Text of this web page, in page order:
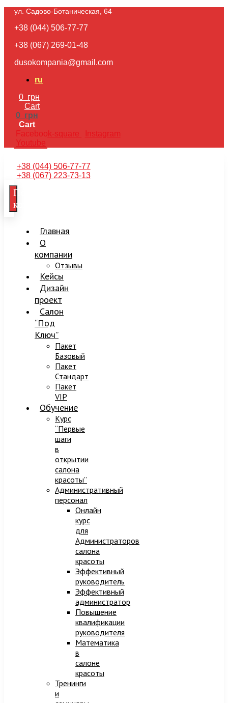
ул. Садово-Ботаническая, 64​
+38 (044) 506-77-77
+38 (067) 269-01-48
dusokompania@gmail.com
ru
0 грн
Cart
0 грн
Cart
Facebook-square
Instagram
Youtube
+38 (044) 506-77-77
+38 (067) 223-73-13
Получить
консультацию
Главная
О
компании
Отзывы
Кейсы
Дизайн
проект
Салон
“Под
Ключ”
Пакет
Базовый
Пакет
Стандарт
Пакет
VIP
Обучение
Курс
“Первые
шаги
в
открытии
салона
красоты”
Административный
персонал
Онлайн
курс
для
Администраторов
салона
красоты
Эффективный
руководитель
Эффективный
администратор
Повышение
квалификации
руководителя
Математика
в
салоне
красоты
Тренинги
и